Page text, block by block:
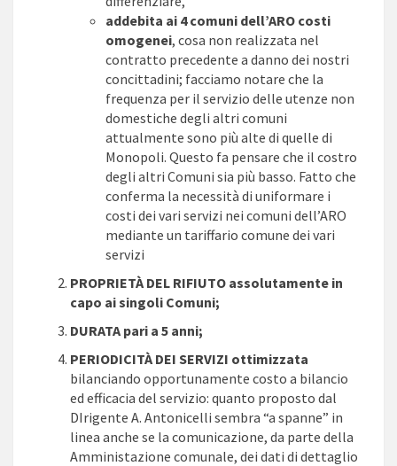
addebita ai 4 comuni dell’ARO costi
omogenei, cosa non realizzata nel
contratto precedente a danno dei nostri
concittadini; facciamo notare che la
frequenza per il servizio delle utenze non
domestiche degli altri comuni
attualmente sono più alte di quelle di
Monopoli. Questo fa pensare che il costro
degli altri Comuni sia più basso. Fatto che
conferma la necessità di uniformare i
costi dei vari servizi nei comuni dell’ARO
mediante un tariffario comune dei vari
servizi
PROPRIETÀ DEL RIFIUTO assolutamente in
capo ai singoli Comuni;
DURATA pari a 5 anni;
PERIODICITÀ DEI SERVIZI ottimizzata
bilanciando opportunamente costo a bilancio
ed efficacia del servizio: quanto proposto dal
DIrigente A. Antonicelli sembra “a spanne” in
linea anche se la comunicazione, da parte della
Amministazione comunale, dei dati di dettaglio